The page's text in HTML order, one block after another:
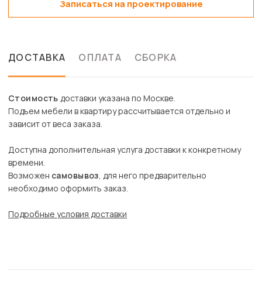
Записаться на проектирование
ДОСТАВКА ОПЛАТА СБОРКА
Стоимость доставки указана по Москве.
Подъем мебели в квартиру рассчитывается отдельно и
зависит от веса заказа.
Доступна дополнительная услуга доставки к конкретному
времени.
Возможен самовывоз, для него предварительно
необходимо оформить заказ.
Подробные условия доставки